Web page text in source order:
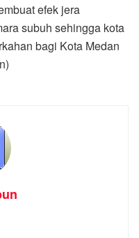
efek jera
subuh sehingga kota
bagi Kota Medan